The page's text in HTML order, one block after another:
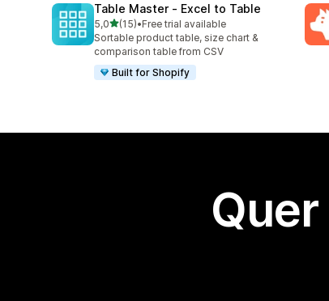
Table Master ‑ Excel to Table
5,0de 5 estrelas
(15)
15 total de avaliações
•Free trial available
Sortable product table, size chart &
comparison table from CSV
Built for Shopify